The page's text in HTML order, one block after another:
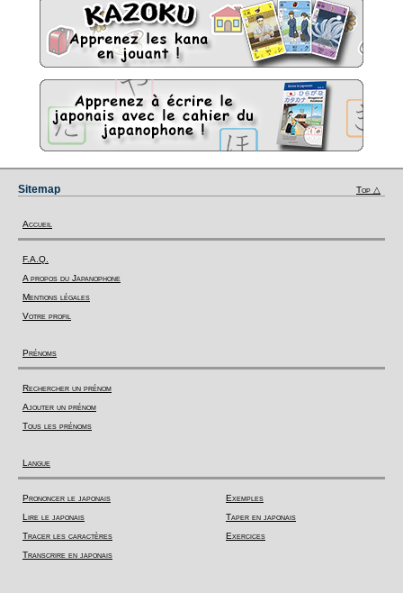
Sitemap Top △
Accueil
F.A.Q.
A propos du Japanophone
Mentions légales
Votre profil
Prénoms
Rechercher un prénom
Ajouter un prénom
Tous les prénoms
Langue
Prononcer le japonais
Lire le japonais
Tracer les caractères
Transcrire en japonais
Exemples
Taper en japonais
Exercices